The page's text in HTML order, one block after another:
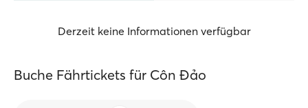
Derzeit keine Informationen verfügbar
Buche Fährtickets für Côn Đảo